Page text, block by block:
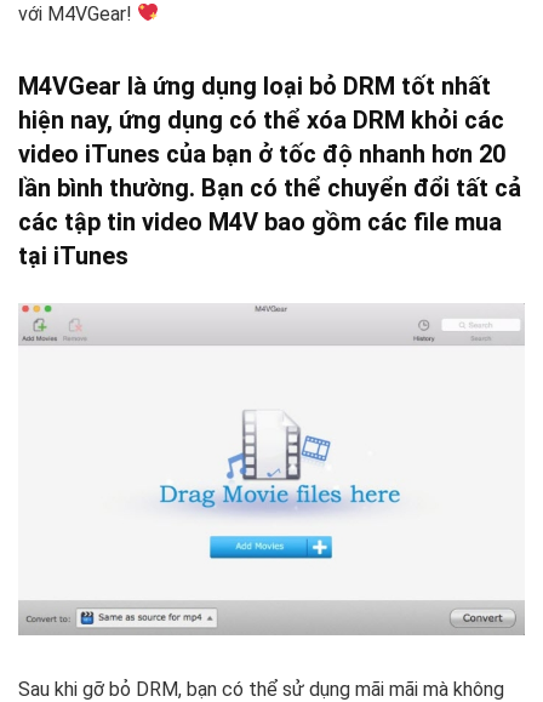
với M4VGear!
M4VGear là ứng dụng loại bỏ DRM tốt nhất
hiện nay, ứng dụng có thể xóa DRM khỏi các
video iTunes của bạn ở tốc độ nhanh hơn 20
lần bình thường. Bạn có thể chuyển đổi tất cả
các tập tin video M4V bao gồm các file mua
tại iTunes
Sau khi gỡ bỏ DRM, bạn có thể sử dụng mãi mãi mà không